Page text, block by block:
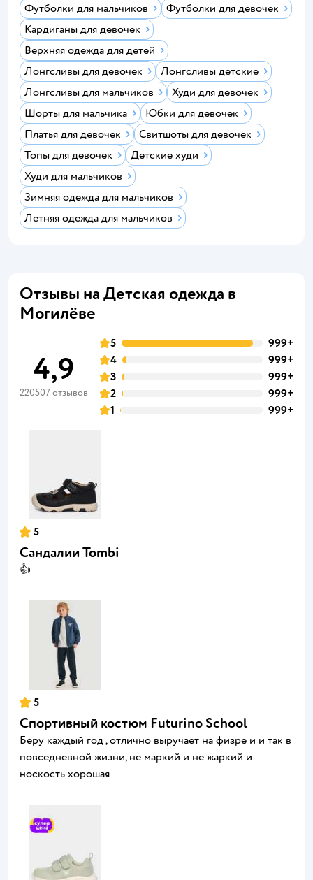
Футболки для мальчиков
Футболки для девочек
Кардиганы для девочек
Верхняя одежда для детей
Лонгсливы для девочек
Лонгсливы детские
Лонгсливы для мальчиков
Худи для девочек
Шорты для мальчика
Юбки для девочек
Платья для девочек
Свитшоты для девочек
Топы для девочек
Детские худи
Худи для мальчиков
Зимняя одежда для мальчиков
Летняя одежда для мальчиков
Отзывы на Детская одежда в
Могилёве
4,9
220507 отзывов
5
999+
4
999+
3
999+
2
999+
1
999+
5
Сандалии Tombi
👍
5
Спортивный костюм Futurino School
Беру каждый год , отлично выручает на физре и и так в
повседневной жизни, не маркий и не жаркий и
носкость хорошая